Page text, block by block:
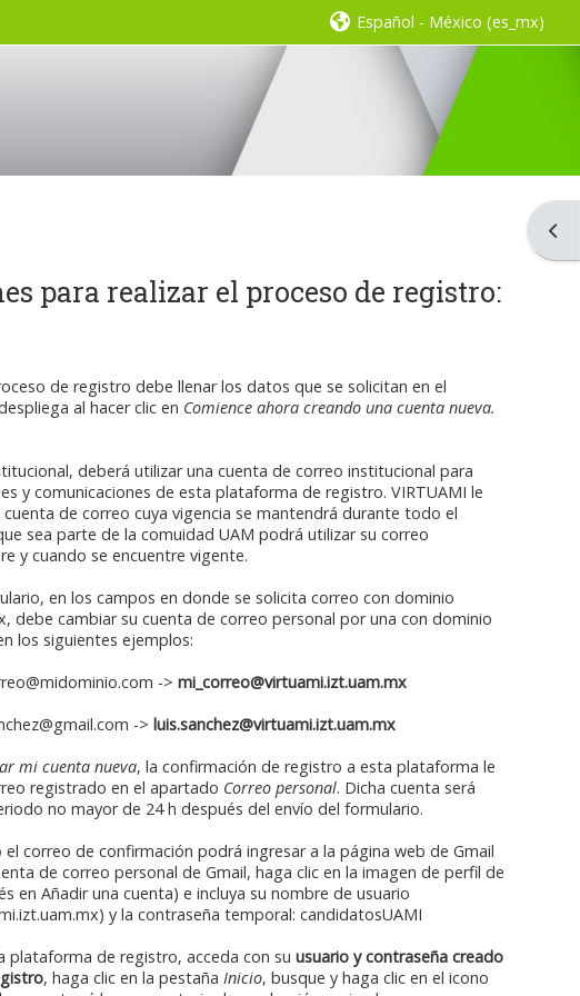
Español - México ‎(es_mx)‎
para realizar el proceso de registro:
de registro debe llenar los datos que se solicitan en el
al hacer clic en Comience ahora creando una cuenta nueva.
deberá utilizar una cuenta de correo institucional para
y comunicaciones de esta plataforma de registro. VIRTUAMI le
de correo cuya vigencia se mantendrá durante todo el
sea parte de la comuidad UAM podrá utilizar su correo
y cuando se encuentre vigente.
en los campos en donde se solicita correo con dominio
debe cambiar su cuenta de correo personal por una con dominio
los siguientes ejemplos:
-> mi_correo@virtuami.izt.uam.mx
-> luis.sanchez@virtuami.izt.uam.mx
mi cuenta nueva, la confirmación de registro a esta plataforma le
registrado en el apartado Correo personal. Dicha cuenta será
no mayor de 24 h después del envío del formulario.
el correo de confirmación podrá ingresar a la página web de Gmail
de correo personal de Gmail, haga clic en la imagen de perfil de
en Añadir una cuenta) e incluya su nombre de usuario
y la contraseña temporal: candidatosUAMI
plataforma de registro, acceda con su usuario y contraseña creado
, haga clic en la pestaña Inicio, busque y haga clic en el icono